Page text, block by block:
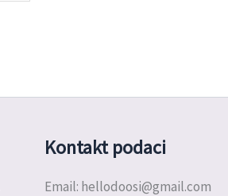
Kontakt podaci
Email: hellodoosi@gmail.com